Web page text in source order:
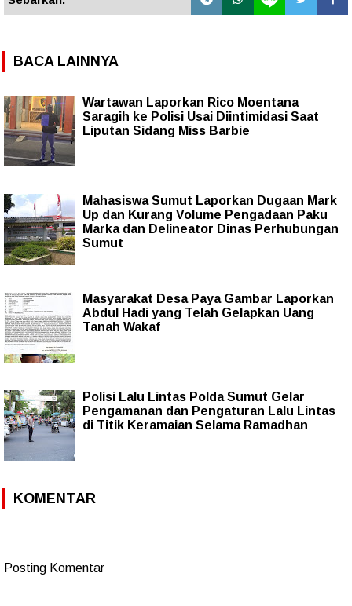
BACA LAINNYA
Wartawan Laporkan Rico Moentana
Saragih ke Polisi Usai Diintimidasi Saat
Liputan Sidang Miss Barbie
Mahasiswa Sumut Laporkan Dugaan Mark
Up dan Kurang Volume Pengadaan Paku
Marka dan Delineator Dinas Perhubungan
Sumut
Masyarakat Desa Paya Gambar Laporkan
Abdul Hadi yang Telah Gelapkan Uang
Tanah Wakaf
Polisi Lalu Lintas Polda Sumut Gelar
Pengamanan dan Pengaturan Lalu Lintas
di Titik Keramaian Selama Ramadhan
KOMENTAR
Posting Komentar